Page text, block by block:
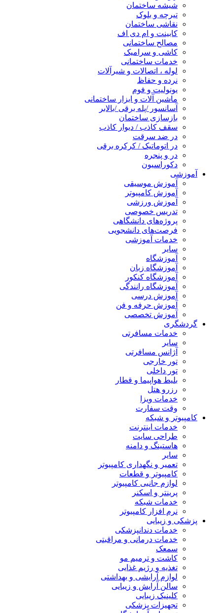
شیشه ساختمان
تیرچه و بلوک
نقاشی ساختمان
کابینت و ام دی اف
مصالح ساختمانی
کاشی و سرامیک
خدمات ساختمانی
لوله ، اتصالات و شیرآلات
نرده و حفاظ
یونولیت و فوم
ماشین آلات و ابزار ساختمانی
آسانسور /پله برقی /بالابر
بازسازی ساختمان
سقف کاذب / دیوار کاذب
در ضد سرقت
در اتوماتیک / کرکره برقی
در و پنجره
دکوراسیون
آموزشی
آموزش موسیقی
آموزش کامپیوتر
آموزش ورزشی
تدریس خصوصی
پروژه‌های دانشگاهی
فرصت‌های دانشجویی
خدمات آموزشی
سایر
آموزشگاه
آموزشگاه زبان
آموزشگاه کنکور
آموزشگاه رانندگی
آموزش درسی
آموزش حرفه و فن
آموزش تخصصی
گردشگری
خدمات مسافرتی
سایر
آژانس مسافرتی
تور خارجی
تور داخلی
بلیط هواپیما و قطار
رزرو هتل
خدمات ویزا
وقت سفارت
کامپیوتر و شبکه
خدمات اینترنت
طراحی سایت
هاستینگ و دامنه
سایر
تعمیر و نگهداری کامپیوتر
کامپیوتر و قطعات
لوازم جانبی کامپیوتر
پرینتر و اسکنر
خدمات شبکه
نرم افزار کامپیوتر
پزشکی و زیبایی
خدمات دندانپزشکی
خدمات درمانی و مراقبتی
سمعک
کاشت و ترمیم مو
تغذیه و رژیم غذایی
لوازم آرایشی و بهداشتی
سالن آرایش و زیبایی
کلینیک زیبایی
تجهیزات پزشکی